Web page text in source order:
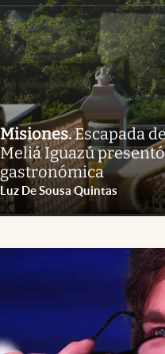
Misiones.Escapada
Meliá Iguazú
gastronómica
Luz De Sousa Quintas